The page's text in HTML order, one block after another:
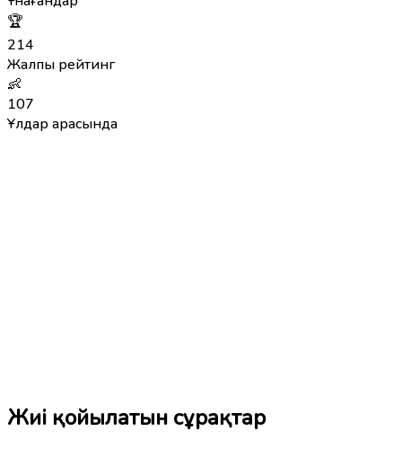
🏆
214
Жалпы рейтинг
👶
107
Ұлдар арасында
Жиі қойылатын сұрақтар